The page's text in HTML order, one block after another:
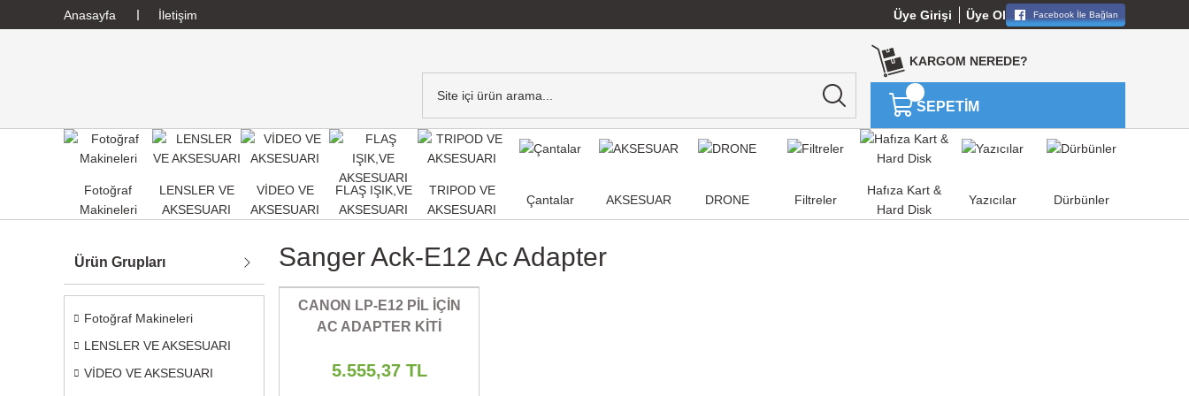
Anasayfa İletişim Üye Girişi Üye Ol Facebook İle Bağlan
KARGOM NEREDE?
SEPETİM
Fotoğraf
Makineleri
LENSLER VE
AKSESUARI
VİDEO VE
AKSESUARI
FLAŞ IŞIK,VE
AKSESUARI
TRIPOD VE
AKSESUARI
Çantalar AKSESUAR DRONE Filtreler
Hafıza Kart &
Hard Disk
Yazıcılar Dürbünler
Ürün Grupları
Fotoğraf Makineleri
LENSLER VE AKSESUARI
VİDEO VE AKSESUARI
Sanger Ack-E12 Ac Adapter
CANON LP-E12 PİL İÇİN
AC ADAPTER KİTİ
5.555,37 TL